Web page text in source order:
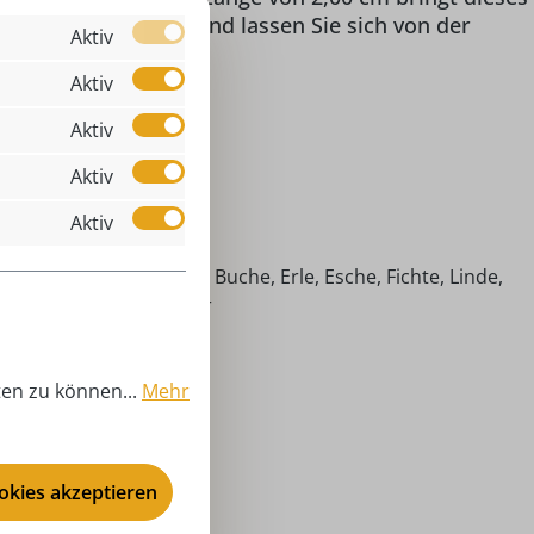
Miniaturkunst und lassen Sie sich von der
Hölzer (Ahorn, Buche, Erle, Esche, Fichte, Linde,
bedrucktes Papier
Bauernstube
Flath - Rähmchen
cm
Aktiv
Aktiv
Aktiv
Aktiv
Aktiv
zu können... Mehr
akzeptieren